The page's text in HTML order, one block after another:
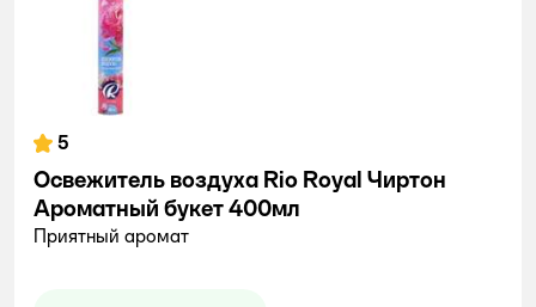
5
Освежитель воздуха Rio Royal Чиртон
Ароматный букет 400мл
Приятный аромат